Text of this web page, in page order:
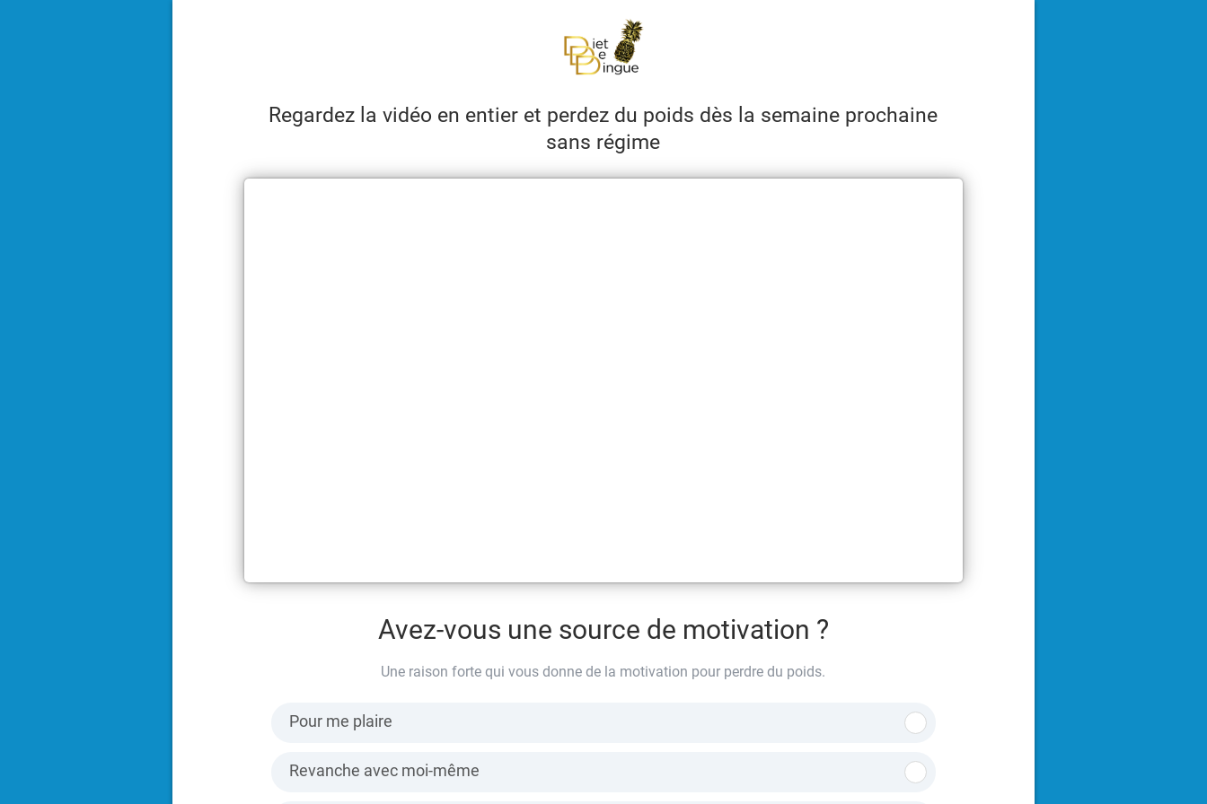
Regardez la vidéo en entier et perdez du poids dès la semaine prochaine
sans régime
Avez-vous une source de motivation ?
Une raison forte qui vous donne de la motivation pour perdre du poids.
Pour me plaire
Revanche avec moi-même